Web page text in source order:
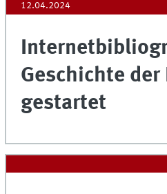
12.04.2024
Geschichte der
gestartet